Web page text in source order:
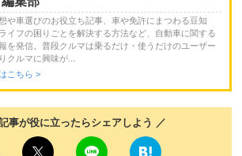
や車選びのお役立ち記事、車や免許にまつわる豆知
イフの困りごとを解決する方法など、自動車に関する
を発信。普段クルマは乗るだけ・使うだけのユーザー
クルマに興味が...
こちら >
事が役に立ったらシェアしよう ／